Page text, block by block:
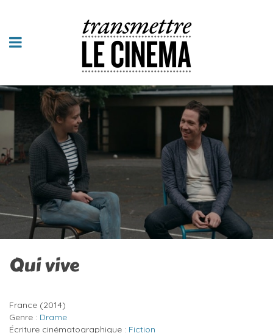
Qui vive
France (2014)
Genre : Drame
Écriture cinématographique : Fiction